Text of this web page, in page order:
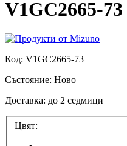
V1GC2665-73
Код: V1GC2665-73
Състояние: Ново
Доставка: до 2 седмици
Цвят: